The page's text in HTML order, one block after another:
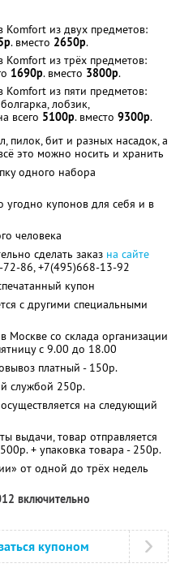
Komfort из двух предметов:
. вместо 2650р.
Komfort из трёх предметов:
1690р. вместо 3800р.
Komfort из пяти предметов:
лобзик,
всего 5100р. вместо 9300р.
пилок, бит и разных насадок, а
это можно носить и хранить
одного набора
угодно купонов для себя и в
человека
сделать заказ на сайте
86, +7(495)668-13-92
купон
с другими специальными
Москве со склада организации
с 9.00 до 18.00
платный - 150р.
службой 250р.
на следующий
выдачи, товар отправляется
+ упаковка товара - 250р.
от одной до трёх недель
включительно
купоном